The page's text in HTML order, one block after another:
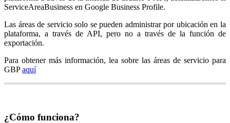
ServiceAreaBusiness en Google Business Profile.
Las áreas de servicio solo se pueden administrar por ubicación en la
plataforma, a través de API, pero no a través de la función de
exportación.
Para obtener más información, lea sobre las áreas de servicio para
GBPaquí
¿Cómo funciona?